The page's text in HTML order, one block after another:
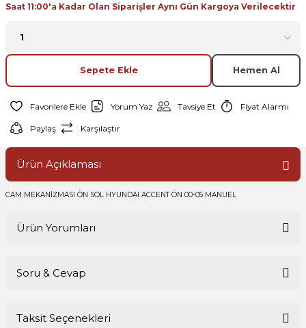
Saat 11:00'a Kadar Olan Siparişler Aynı Gün Kargoya Verilecektir
Sepete Ekle Hemen Al
Yorum Yaz Tavsiye Et Fiyat Alarmı
Paylaş Karşılaştır
Ürün Açıklaması
CAM MEKANİZMASI ÖN SOL HYUNDAI ACCENT ÖN 00-05 MANUEL
Ürün Yorumları
Soru & Cevap
Taksit Seçenekleri